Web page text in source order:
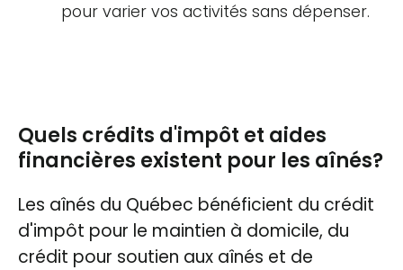
pour varier vos activités sans dépenser.
Quels crédits d'impôt et aides
financières existent pour les aînés?
Les aînés du Québec bénéficient du crédit
d'impôt pour le maintien à domicile, du
crédit pour soutien aux aînés et de